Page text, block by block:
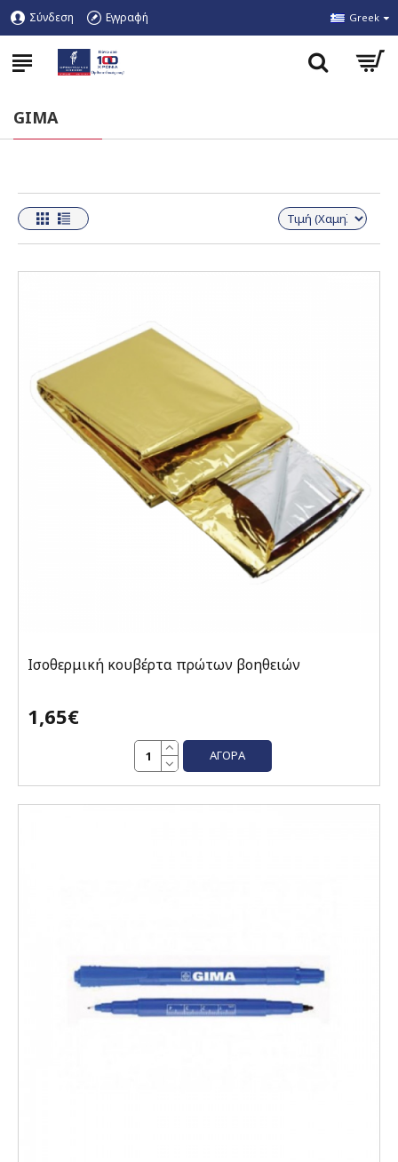
Σύνδεση Εγγραφή Greek
GIMA
Ισοθερμική κουβέρτα πρώτων βοηθειών
1,65€
ΑΓΟΡΆ